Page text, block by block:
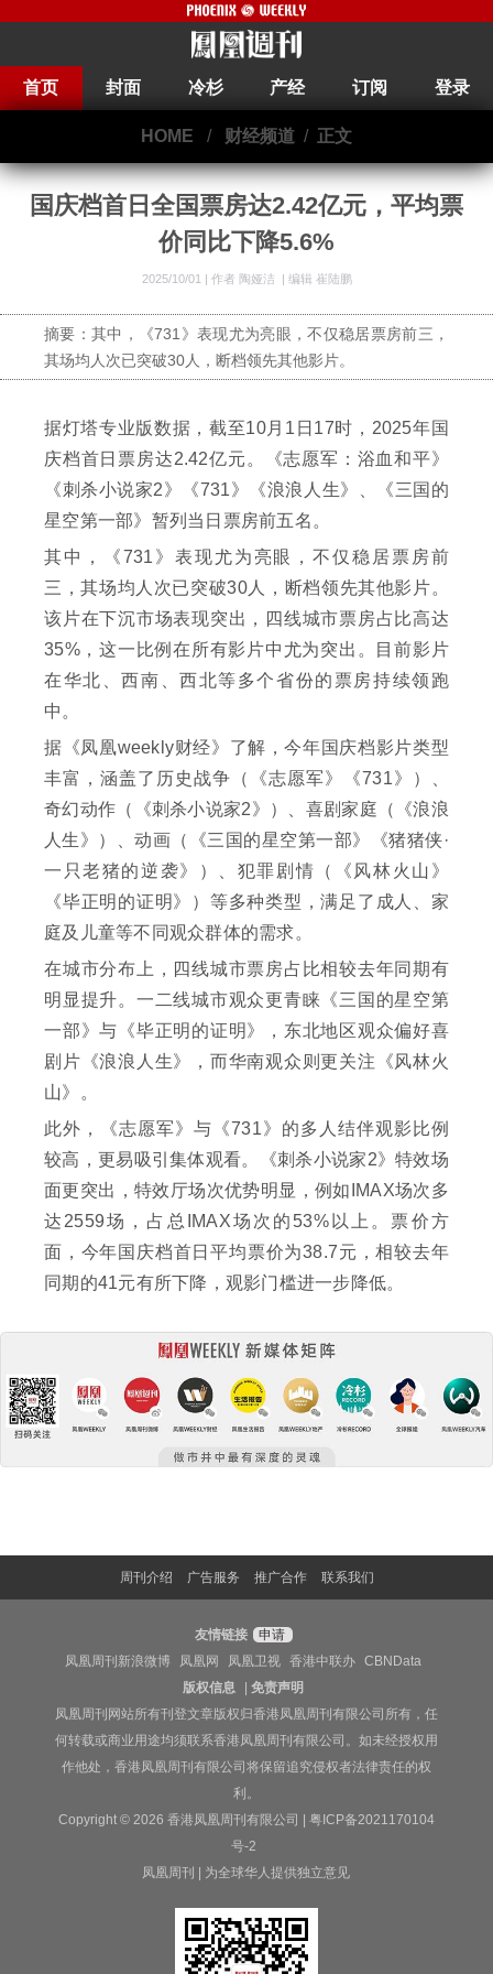
首页 封面 冷杉 产经 订阅 登录
HOME / 财经频道 / 正文
国庆档首日全国票房达2.42亿元，平均票
价同比下降5.6%
2025/10/01 | 作者 陶娅洁 编辑 崔陆鹏
摘要：其中，《731》表现尤为亮眼，不仅稳居票房前三，
其场均人次已突破30人，断档领先其他影片。
据灯塔专业版数据，截至10月1日17时，2025年国
庆档首日票房达2.42亿元。《志愿军：浴血和平》
《刺杀小说家2》《731》《浪浪人生》、《三国的
星空第一部》暂列当日票房前五名。
其中，《731》表现尤为亮眼，不仅稳居票房前
三，其场均人次已突破30人，断档领先其他影片。
该片在下沉市场表现突出，四线城市票房占比高达
35%，这一比例在所有影片中尤为突出。目前影片
在华北、西南、西北等多个省份的票房持续领跑
中。
据《凤凰weekly财经》了解，今年国庆档影片类型
丰富，涵盖了历史战争（《志愿军》《731》）、
奇幻动作（《刺杀小说家2》）、喜剧家庭（《浪浪
人生》）、动画（《三国的星空第一部》《猪猪侠·
一只老猪的逆袭》）、犯罪剧情（《风林火山》
《毕正明的证明》）等多种类型，满足了成人、家
庭及儿童等不同观众群体的需求。
在城市分布上，四线城市票房占比相较去年同期有
明显提升。一二线城市观众更青睐《三国的星空第
一部》与《毕正明的证明》，东北地区观众偏好喜
剧片《浪浪人生》，而华南观众则更关注《风林火
山》。
此外，《志愿军》与《731》的多人结伴观影比例
较高，更易吸引集体观看。《刺杀小说家2》特效场
面更突出，特效厅场次优势明显，例如IMAX场次多
达2559场，占总IMAX场次的53%以上。票价方
面，今年国庆档首日平均票价为38.7元，相较去年
同期的41元有所下降，观影门槛进一步降低。
周刊介绍 广告服务 推广合作 联系我们
友情链接
申请
凤凰周刊新浪微博
凤凰网 凤凰卫视 香港中联办
CBNData
版权信息
|免责声明
凤凰周刊网站所有刊登文章版权归香港凤凰周刊有限公司所有，任
何转载或商业用途均须联系香港凤凰周刊有限公司。如未经授权用
作他处，香港凤凰周刊有限公司将保留追究侵权者法律责任的权
利。
Copyright © 2026 香港凤凰周刊有限公司 | 粤ICP备2021170104
号-2
凤凰周刊 | 为全球华人提供独立意见